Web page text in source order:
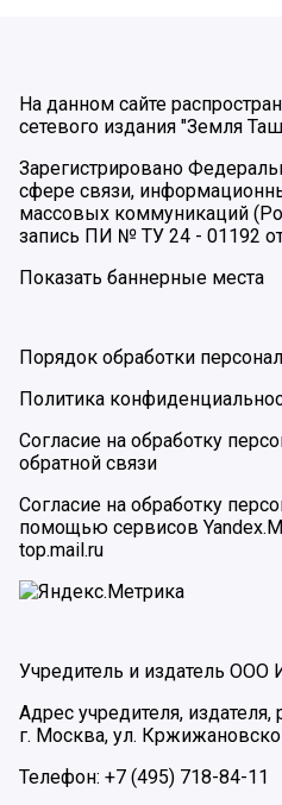
На данном сайте
сетевого издания "Земля
Зарегистрировано
сфере связи,
массовых коммуникаций
запись ПИ № ТУ 24 - 01192
Показать баннерные места
Порядок обработки
Политика
Согласие на обработку
обратной связи
Согласие на обработку
помощью сервисов
top.mail.ru
Учредитель и издатель ООО
Адрес учредителя,
г. Москва, ул.
Телефон: +7 (495) 718-84-11